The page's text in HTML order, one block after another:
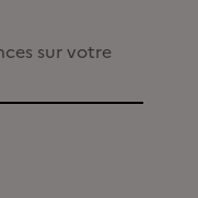
sur votre